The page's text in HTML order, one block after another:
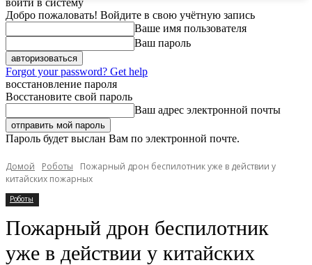
войти в систему
Добро пожаловать! Войдите в свою учётную запись
Ваше имя пользователя
Ваш пароль
Forgot your password? Get help
восстановление пароля
Восстановите свой пароль
Ваш адрес электронной почты
Пароль будет выслан Вам по электронной почте.
Домой Роботы
Пожарный дрон беспилотник уже в действии у
китайских пожарных
Роботы
Пожарный дрон беспилотник
уже в действии у китайских